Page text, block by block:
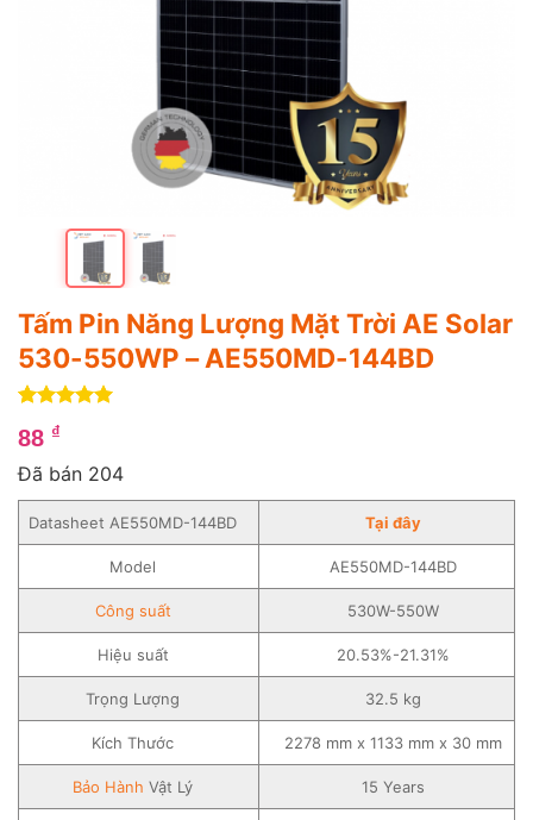
Tấm Pin Năng Lượng Mặt Trời AE Solar
530-550WP – AE550MD-144BD
trên 5
dựa trên
88 ₫
Đã bán 204
Datasheet AE550MD-144BD Tại đây
Model AE550MD-144BD
Công suất 530W-550W
Hiệu suất 20.53%-21.31%
Trọng Lượng 32.5 kg
Kích Thước 2278 mm x 1133 mm x 30 mm
Bảo Hành Vật Lý 15 Years